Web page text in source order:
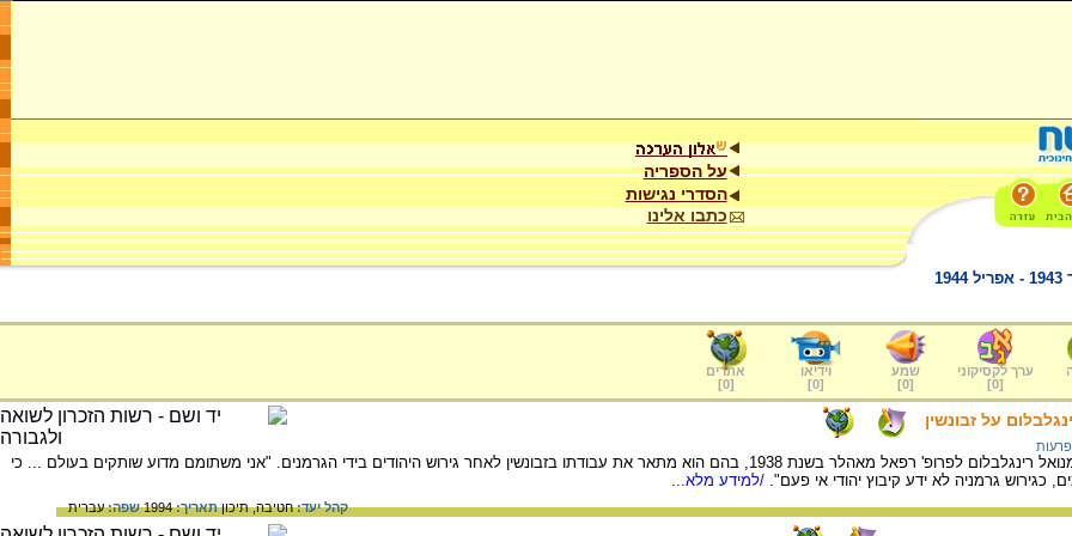
על הספריה
הסדרי נגישות
כתבו אלינו
ערך לקסיקוני
[
0
]
שמע
[
0
]
וידיאו
[
0
]
אתרים
[
0
]
על זבונשין
פרעות
שלושה מכתבים שכתב עמנואל רינגלבלום לפרופ' רפאל מאהלר בשנת 1938, בהם הוא מתאר את עבודתו בזבונשין לאחר גירוש היהודים בידי הגרמנים. "אני משתומם מדוע שותקים בעולם ... כי
כגירוש גרמניה לא ידע קיבוץ יהודי אי פעם". /למידע מלא...
קהל יעד:חטיבה,תיכוןתאריך:1994 שפה:עברית